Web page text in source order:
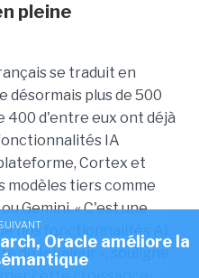
pleine
se traduit en
désormais plus de 500
400 d'entre eux ont déjà
IA
Cortex et
modèles tiers comme
Gemini. « C'est une
nos fonctionnalités AI.
de la valeur », souligne
Oracle améliore la